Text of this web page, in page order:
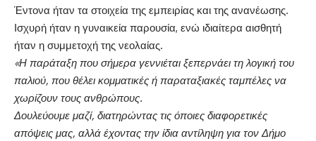
Έντονα ήταν τα στοιχεία της εμπειρίας και της ανανέωσης.
Ισχυρή ήταν η γυναικεία παρουσία, ενώ ιδιαίτερα αισθητή
ήταν η συμμετοχή της νεολαίας.
«Η παράταξη που σήμερα γεννιέται ξεπερνάει τη λογική του
παλιού, που θέλει κομματικές ή παραταξιακές ταμπέλες να
χωρίζουν τους ανθρώπους.
Δουλεύουμε μαζί, διατηρώντας τις όποιες διαφορετικές
απόψεις μας, αλλά έχοντας την ίδια αντίληψη για τον Δήμο